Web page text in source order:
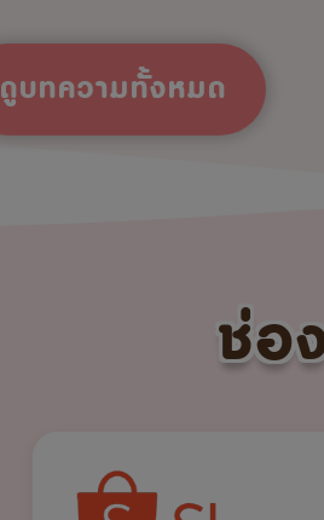
ดูบทความทั้งหมด
ช่อ